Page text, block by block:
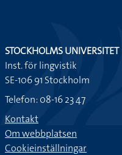
STOCKHOLMS UNIVERSITET
Inst. för lingvistik
SE-106 91 Stockholm
Telefon: 08-16 23 47
Kontakt
Om webbplatsen
Cookieinställningar